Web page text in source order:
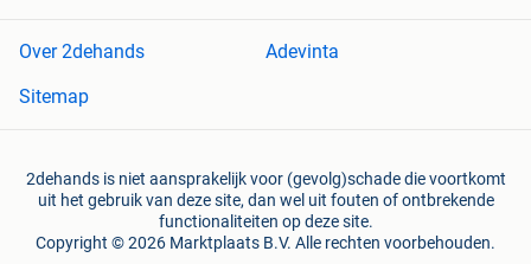
Over 2dehands
Adevinta
Sitemap
2dehands is niet aansprakelijk voor (gevolg)schade die voortkomt
uit het gebruik van deze site, dan wel uit fouten of ontbrekende
functionaliteiten op deze site.
Copyright © 2026 Marktplaats B.V. Alle rechten voorbehouden.